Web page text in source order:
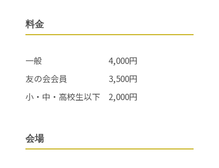
料金
一般 4,000円
友の会会員 3,500円
小・中・高校生以下 2,000円
会場